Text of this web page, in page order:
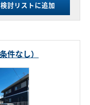
検討リストに追加
なし）